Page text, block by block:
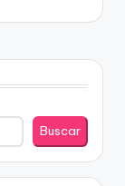
Buscar